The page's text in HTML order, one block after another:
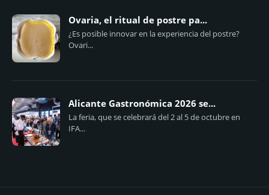
Ovaria, el ritual de postre pa...
¿Es posible innovar en la experiencia del postre?
Ovari...
Alicante Gastronómica 2026 se...
La feria, que se celebrará del 2 al 5 de octubre en
IFA...